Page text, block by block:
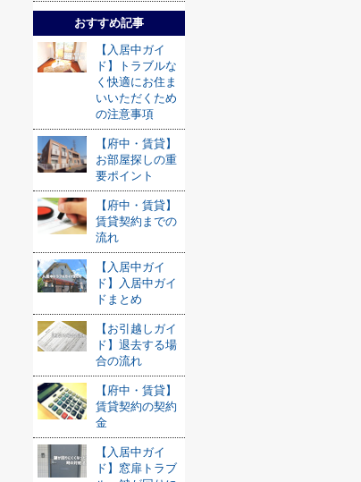
おすすめ記事
【入居中ガイ
ド】トラブルな
く快適にお住ま
いいただくため
の注意事項
【府中・賃貸】
お部屋探しの重
要ポイント
【府中・賃貸】
賃貸契約までの
流れ
【入居中ガイ
ド】入居中ガイ
ドまとめ
【お引越しガイ
ド】退去する場
合の流れ
【府中・賃貸】
賃貸契約の契約
金
【入居中ガイ
ド】窓扉トラブ